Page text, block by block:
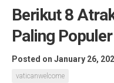
Berikut 8
Paling
Posted on January 26,
vaticanwelcome